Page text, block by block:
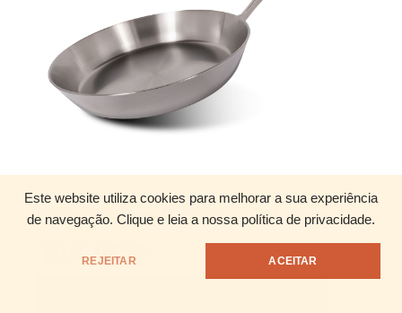
Este website utiliza cookies para melhorar a sua experiência
de navegação. Clique e leia a nossa política de privacidade.
REJEITAR ACEITAR
Frigideira 3-Ply - 24 cm
104.00€